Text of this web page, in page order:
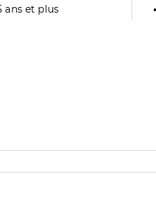
ans et plus